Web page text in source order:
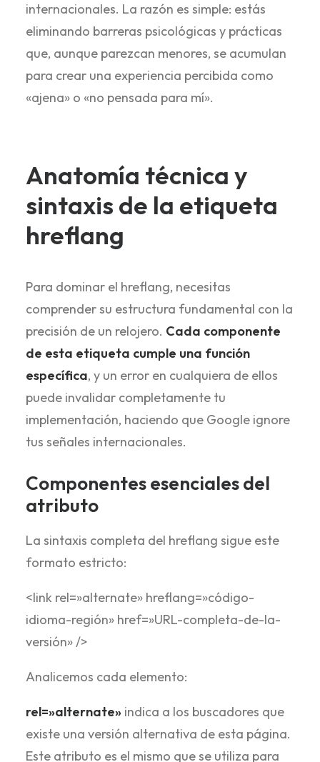
internacionales. La razón es simple: estás
eliminando barreras psicológicas y prácticas
que, aunque parezcan menores, se acumulan
para crear una experiencia percibida como
«ajena» o «no pensada para mí».
Anatomía técnica y
sintaxis de la etiqueta
hreflang
Para dominar el hreflang, necesitas
comprender su estructura fundamental con la
precisión de un relojero. Cada componente
de esta etiqueta cumple una función
específica, y un error en cualquiera de ellos
puede invalidar completamente tu
implementación, haciendo que Google ignore
tus señales internacionales.
Componentes esenciales del
atributo
La sintaxis completa del hreflang sigue este
formato estricto:
<link rel=»alternate» hreflang=»código-
idioma-región» href=»URL-completa-de-la-
versión» />
Analicemos cada elemento:
rel=»alternate» indica a los buscadores que
existe una versión alternativa de esta página.
Este atributo es el mismo que se utiliza para